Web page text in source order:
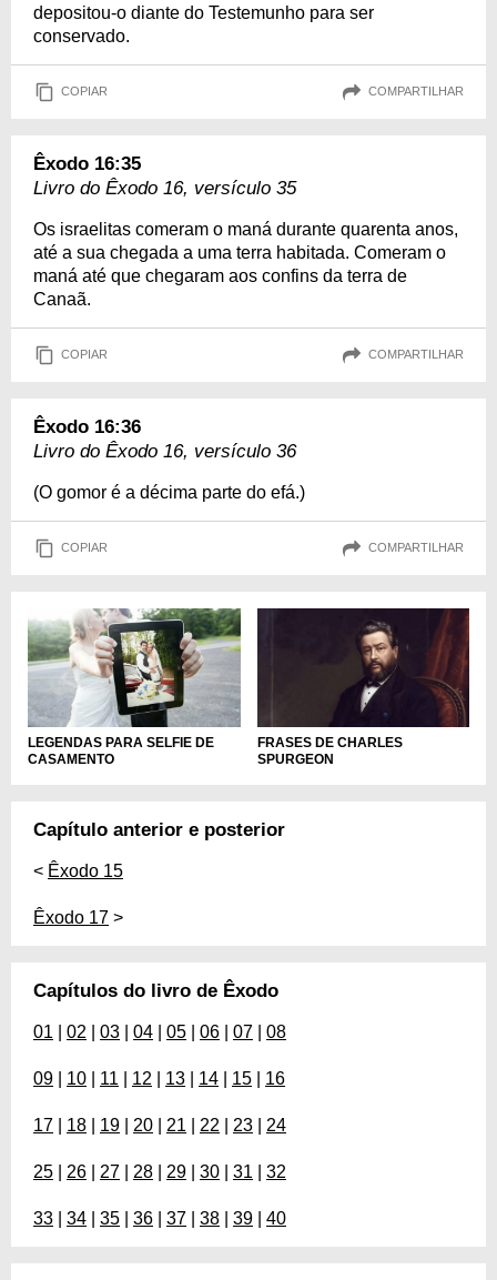
depositou-o diante do Testemunho para ser
conservado.
COPIAR COMPARTILHAR
Êxodo 16:35
Livro do Êxodo 16, versículo 35
Os israelitas comeram o maná durante quarenta anos,
até a sua chegada a uma terra habitada. Comeram o
maná até que chegaram aos confins da terra de
Canaã.
COPIAR COMPARTILHAR
Êxodo 16:36
Livro do Êxodo 16, versículo 36
(O gomor é a décima parte do efá.)
COPIAR COMPARTILHAR
LEGENDAS PARA SELFIE DE
CASAMENTO
FRASES DE CHARLES
SPURGEON
Capítulo anterior e posterior
< Êxodo 15
Êxodo 17 >
Capítulos do livro de Êxodo
01 02 03 04 05 06 07 08
09 10 11 12 13 14 15 16
17 18 19 20 21 22 23 24
25 26 27 28 29 30 31 32
33 34 35 36 37 38 39 40